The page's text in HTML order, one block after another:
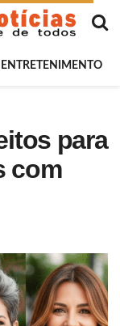
ENTRETENIMENTO
para
com